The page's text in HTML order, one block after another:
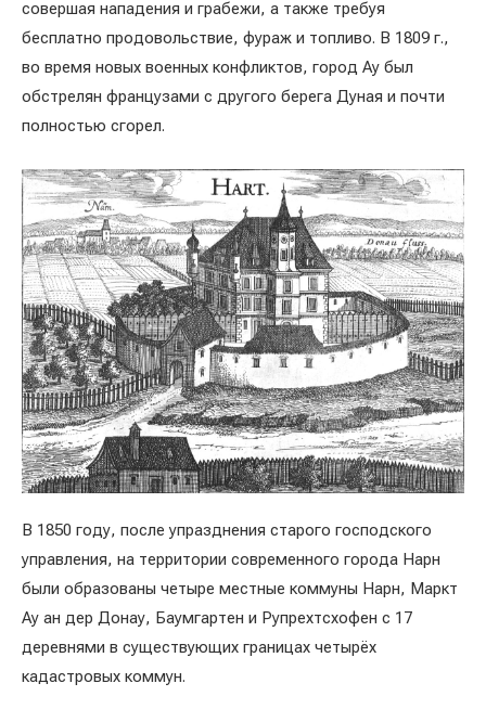
совершая нападения и грабежи, а также требуя
бесплатно продовольствие, фураж и топливо. В 1809 г.,
во время новых военных конфликтов, город Ау был
обстрелян французами с другого берега Дуная и почти
полностью сгорел.
В 1850 году, после упразднения старого господского
управления, на территории современного города Нарн
были образованы четыре местные коммуны Нарн, Маркт
Ау ан дер Донау, Баумгартен и Рупрехтсхофен с 17
деревнями в существующих границах четырёх
кадастровых коммун.